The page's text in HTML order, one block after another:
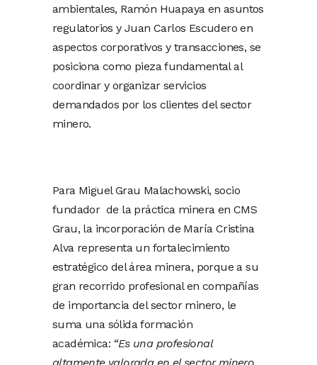
ambientales, Ramón Huapaya en asuntos
regulatorios y Juan Carlos Escudero en
aspectos corporativos y transacciones, se
posiciona como pieza fundamental al
coordinar y organizar servicios
demandados por los clientes del sector
minero.
Para Miguel Grau Malachowski, socio
fundador de la práctica minera en CMS
Grau, la incorporación de María Cristina
Alva representa un fortalecimiento
estratégico del área minera, porque a su
gran recorrido profesional en compañías
de importancia del sector minero, le
suma una sólida formación
académica: “Es una profesional